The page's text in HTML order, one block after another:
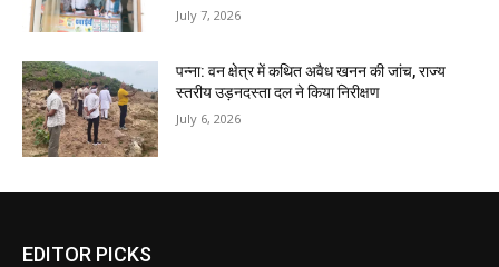
July 7, 2026
पन्ना: वन क्षेत्र में कथित अवैध खनन की जांच, राज्य
स्तरीय उड़नदस्ता दल ने किया निरीक्षण
July 6, 2026
EDITOR PICKS